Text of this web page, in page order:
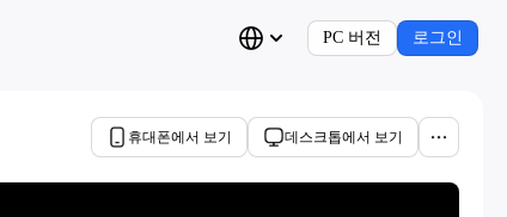
PC 버전 로그인
휴대폰에서 보기 데스크톱에서 보기